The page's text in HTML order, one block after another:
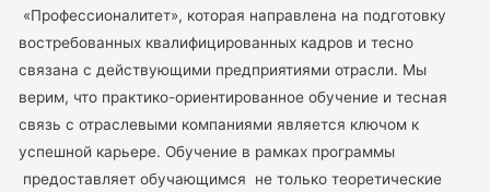
«Профессионалитет», которая направлена на подготовку
востребованных квалифицированных кадров и тесно
связана с действующими предприятиями отрасли. Мы
верим, что практико-ориентированное обучение и тесная
связь с отраслевыми компаниями является ключом к
успешной карьере. Обучение в рамках программы
предоставляет обучающимся не только теоретические